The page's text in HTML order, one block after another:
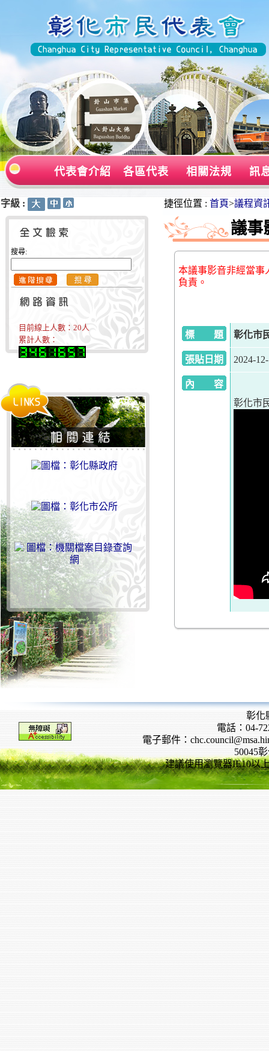
代表會介紹 各區代表 相關法規 訊
字級 :
搜尋:
目前線上人數： 20人
累計人數：
捷徑位置 : 首頁>議程資
議事
本議事影音非經當事
負責。
標 題 彰化市
張貼日期 2024-
內 容
彰化市
彰化
電話：04-
電子郵件：
50045
建議使用瀏覽器IE10以